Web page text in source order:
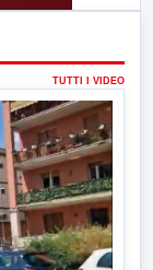
TUTTI I VIDEO